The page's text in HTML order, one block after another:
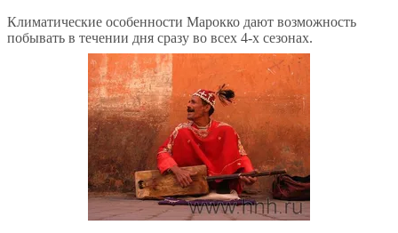
Климатические особенности Марокко дают возможность
побывать в течении дня сразу во всех 4-х сезонах.